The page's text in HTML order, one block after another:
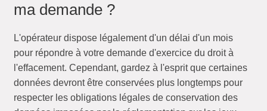
ma demande ?
L'opérateur dispose légalement d'un délai d'un mois
pour répondre à votre demande d'exercice du droit à
l'effacement. Cependant, gardez à l'esprit que certaines
données devront être conservées plus longtemps pour
respecter les obligations légales de conservation des